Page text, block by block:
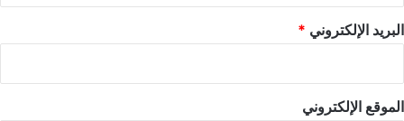
البريد الإلكتروني *
الموقع الإلكتروني